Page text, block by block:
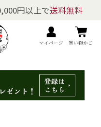
円以上で送料無料
マイページ 買い物かご